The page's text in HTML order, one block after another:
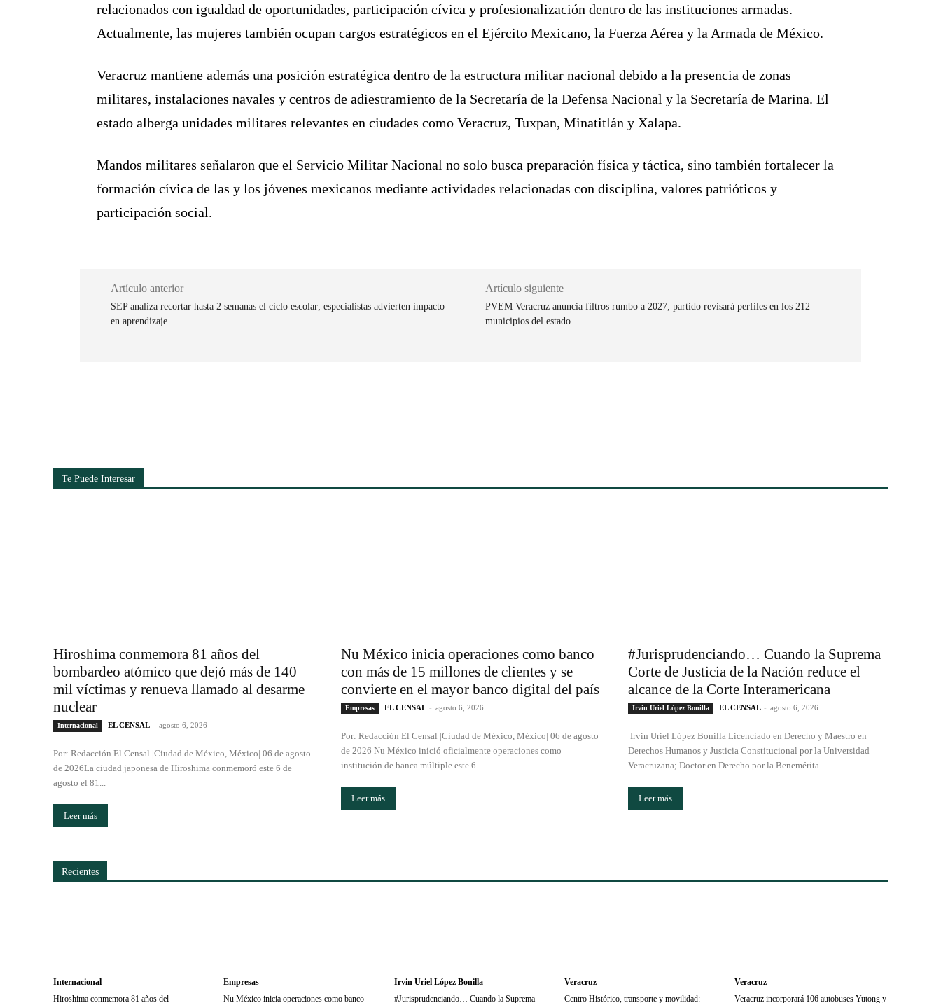
relacionados con igualdad de oportunidades, participación cívica y profesionalización dentro de las instituciones armadas.
Actualmente, las mujeres también ocupan cargos estratégicos en el Ejército Mexicano, la Fuerza Aérea y la Armada de México.
Veracruz mantiene además una posición estratégica dentro de la estructura militar nacional debido a la presencia de zonas
militares, instalaciones navales y centros de adiestramiento de la Secretaría de la Defensa Nacional y la Secretaría de Marina. El
estado alberga unidades militares relevantes en ciudades como Veracruz, Tuxpan, Minatitlán y Xalapa.
Mandos militares señalaron que el Servicio Militar Nacional no solo busca preparación física y táctica, sino también fortalecer la
formación cívica de las y los jóvenes mexicanos mediante actividades relacionadas con disciplina, valores patrióticos y
participación social.
Artículo anterior
SEP analiza recortar hasta 2 semanas el ciclo escolar; especialistas advierten impacto
en aprendizaje
Artículo siguiente
PVEM Veracruz anuncia filtros rumbo a 2027; partido revisará perfiles en los 212
municipios del estado
Te Puede Interesar
Hiroshima conmemora 81 años del
bombardeo atómico que dejó más de 140
mil víctimas y renueva llamado al desarme
nuclear
Internacional EL CENSAL - agosto 6, 2026
Por: Redacción El Censal |Ciudad de México, México| 06 de agosto
de 2026La ciudad japonesa de Hiroshima conmemoró este 6 de
agosto el 81...
Leer más
Nu México inicia operaciones como banco
con más de 15 millones de clientes y se
convierte en el mayor banco digital del país
Empresas EL CENSAL - agosto 6, 2026
Por: Redacción El Censal |Ciudad de México, México| 06 de agosto
de 2026 Nu México inició oficialmente operaciones como
institución de banca múltiple este 6...
Leer más
#Jurisprudenciando… Cuando la Suprema
Corte de Justicia de la Nación reduce el
alcance de la Corte Interamericana
Irvin Uriel López Bonilla EL CENSAL - agosto 6, 2026
Irvin Uriel López Bonilla Licenciado en Derecho y Maestro en
Derechos Humanos y Justicia Constitucional por la Universidad
Veracruzana; Doctor en Derecho por la Benemérita...
Leer más
Recientes
Internacional
Hiroshima conmemora 81 años del
Empresas
Nu México inicia operaciones como banco
Irvin Uriel López Bonilla
#Jurisprudenciando… Cuando la Suprema
Veracruz
Centro Histórico, transporte y movilidad:
Veracruz
Veracruz incorporará 106 autobuses Yutong y